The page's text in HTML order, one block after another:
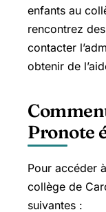
enfants au
rencontrez
contacter
obtenir de
Pronote
Pour accéder
collège de
suivantes :